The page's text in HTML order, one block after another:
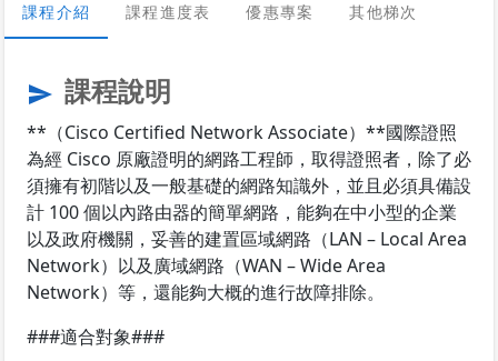
課程介紹 課程進度表 優惠專案 其他梯次
send 課程說明
**（Cisco Certified Network Associate）**國際證照
為經 Cisco 原廠證明的網路工程師，取得證照者，除了必
須擁有初階以及一般基礎的網路知識外，並且必須具備設
計 100 個以內路由器的簡單網路，能夠在中小型的企業
以及政府機關，妥善的建置區域網路（LAN – Local Area
Network）以及廣域網路（WAN – Wide Area
Network）等，還能夠大概的進行故障排除。
###適合對象###